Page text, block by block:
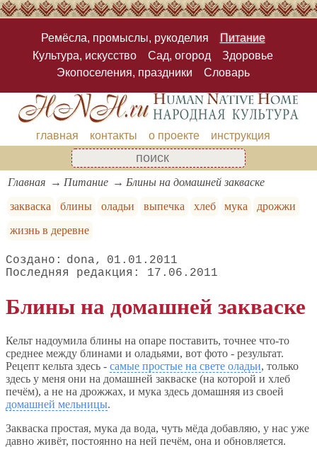
Ремёсла, промыслы, рукоделия
Питание
Культура, искусство
Сад, огород
Здоровье
Экопоселения, праздники
Словарь
главная контакты о проекте инструкция
Главная Питание
Блины на домашней закваске
закваска
блины оладьи выпечка хлеб мука
дрожжи
жизнь в деревне
dona
01.01.2011
17.06.2011
Блины на домашней закваске
Кельт надоумила блины на опаре поставить, точнее что-то
среднее между блинами и оладьями, вот фото - результат.
Рецепт кельта здесь - самые простые на свете оладьи, только
здесь у меня они на домашней закваске (на которой и хлеб
печём), а не на дрожжах, и мука здесь домашняя из своей
домашней мельницы.
Закваска простая, мука да вода, чуть мёда добавляю, у нас уже
давно живёт, постоянно на ней печём, она и обновляется.